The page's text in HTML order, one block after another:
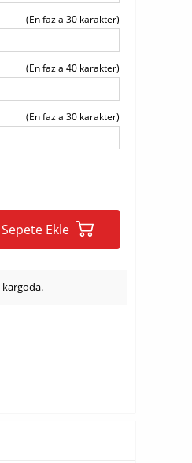
(En fazla 30 karakter)
(En fazla 40 karakter)
(En fazla 30 karakter)
Sepete Ekle
kargoda.